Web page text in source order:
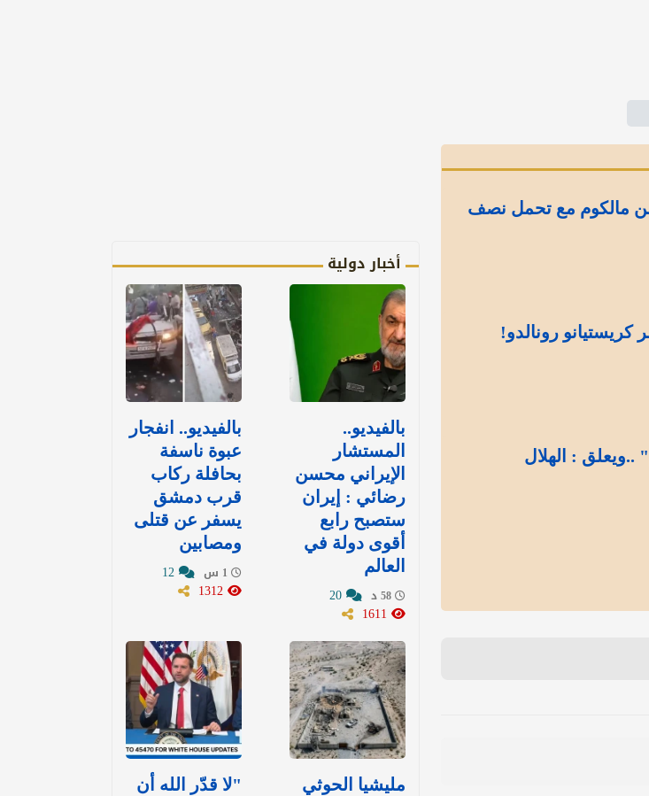
من مالكوم مع تحمل نصف
رونالدو!
: الهلال
أخبار دولية
بالفيديو..
المستشار
الإيراني محسن
رضائي : إيران
ستصبح رابع
أقوى دولة في
العالم
بالفيديو.. انفجار
عبوة ناسفة
بحافلة ركاب
قرب دمشق
يسفر عن قتلى
ومصابين
مليشيا الحوثي
"لا قدّر الله أن